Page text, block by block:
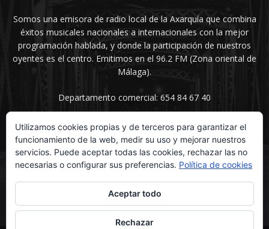
Somos una emisora de radio local de la Axarquía que combina
éxitos musicales nacionales a internacionales con la mejor
programación hablada, y donde la participación de nuestros
oyentes es el centro. Emitimos en el 96.2 FM (Zona oriental de
Málaga).
Departamento comercial: 654 84 67 40
SÍGUENOS
Utilizamos cookies propias y de terceros para garantizar el
funcionamiento de la web, medir su uso y mejorar nuestros
servicios. Puede aceptar todas las cookies, rechazar las no
necesarias o configurar sus preferencias. Política de cookies
Aceptar todo
Rechazar